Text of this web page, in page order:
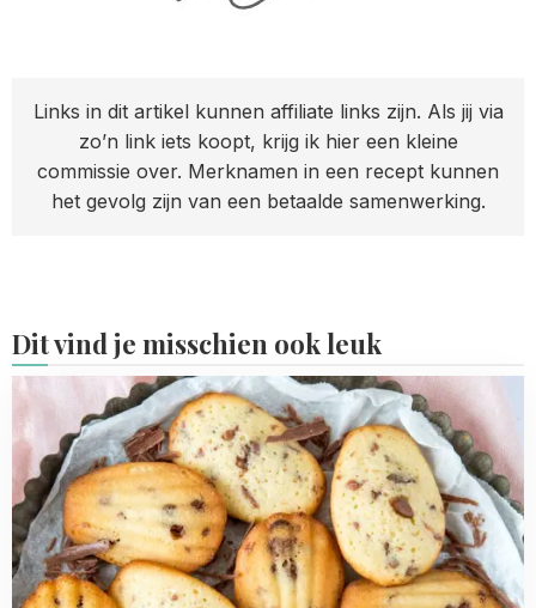
Links in dit artikel kunnen affiliate links zijn. Als jij via
zo’n link iets koopt, krijg ik hier een kleine
commissie over. Merknamen in een recept kunnen
het gevolg zijn van een betaalde samenwerking.
Dit vind je misschien ook leuk
Read
more
about
Chocolate
chip
madeleines